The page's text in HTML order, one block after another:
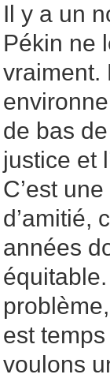
Il y a un
Pékin ne
vraiment.
de bas
justice et
C’est
d’amitié,
années
est
voulons